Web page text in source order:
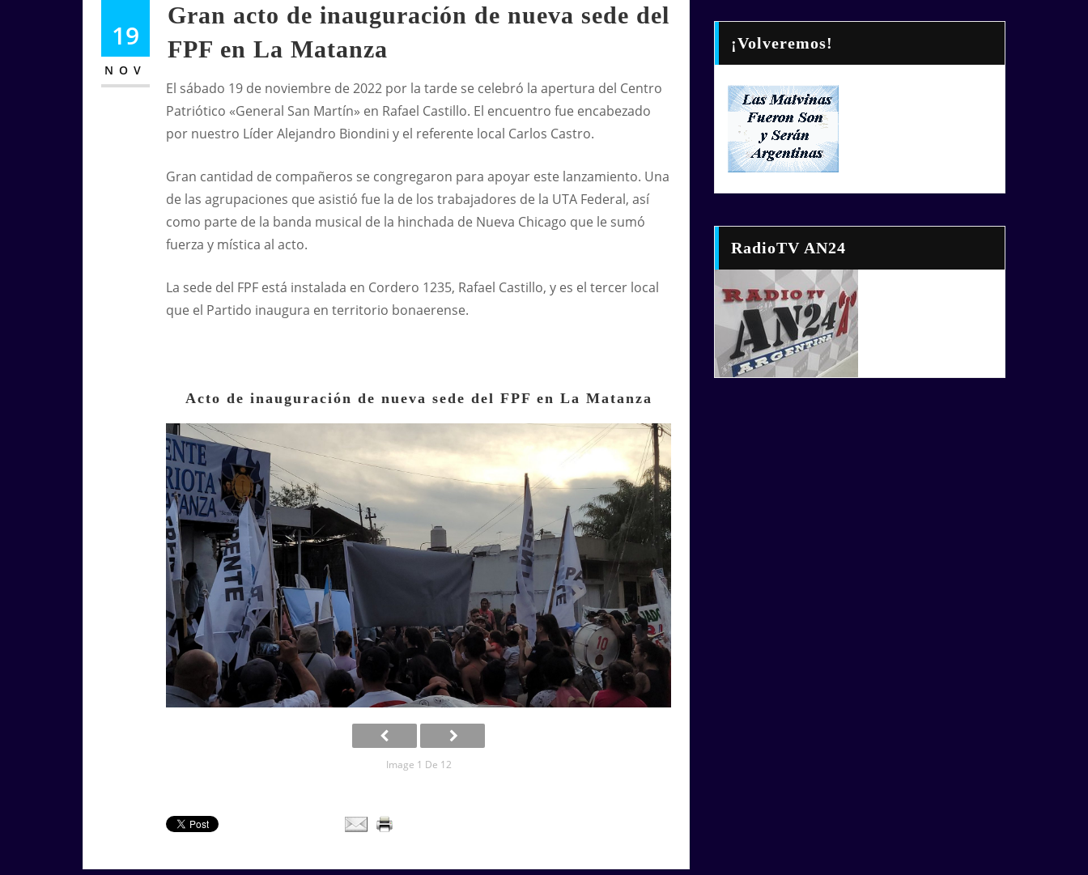
19
NOV
Gran acto de inauguración de nueva sede del
FPF en La Matanza
El sábado 19 de noviembre de 2022 por la tarde se celebró la apertura del Centro
Patriótico «General San Martín» en Rafael Castillo. El encuentro fue encabezado
por nuestro Líder Alejandro Biondini y el referente local Carlos Castro.
Gran cantidad de compañeros se congregaron para apoyar este lanzamiento. Una
de las agrupaciones que asistió fue la de los trabajadores de la UTA Federal, así
como parte de la banda musical de la hinchada de Nueva Chicago que le sumó
fuerza y mística al acto.
La sede del FPF está instalada en Cordero 1235, Rafael Castillo, y es el tercer local
que el Partido inaugura en territorio bonaerense.
Acto de inauguración de nueva sede del FPF en La Matanza
Image 1 De 12
¡Volveremos!
RadioTV AN24